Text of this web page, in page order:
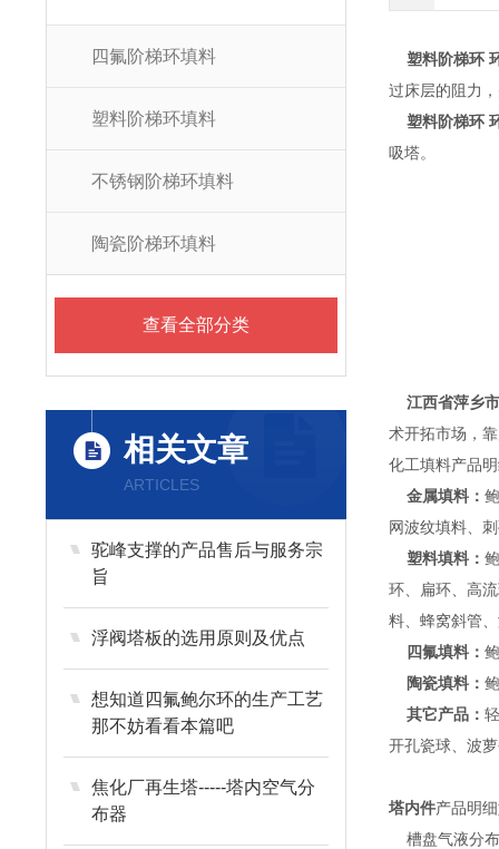
四氟阶梯环填料
塑料阶梯环填料
不锈钢阶梯环填料
陶瓷阶梯环填料
查看全部分类
相关文章
ARTICLES
驼峰支撑的产品售后与服务宗
旨
浮阀塔板的选用原则及优点
想知道四氟鲍尔环的生产工艺
那不妨看看本篇吧
焦化厂再生塔-----塔内空气分
布器
塑料阶梯环
过床层的阻力
塑料阶梯环
吸塔。
江西省萍乡
术开拓市场，
化工填料产品
金属填料：
网波纹填料、
塑料填料：
环、扁环、高
料、蜂窝斜管
四氟填料：
陶瓷填料：
其它产品：
开孔瓷球、波
塔内件产品明
槽盘气液分布